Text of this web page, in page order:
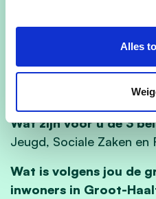
Alles
onze gemeente. Het
Wat zijn voor u de 3
Jeugd, Sociale Zaken en
Wat is volgens jou de
inwoners in Groot-